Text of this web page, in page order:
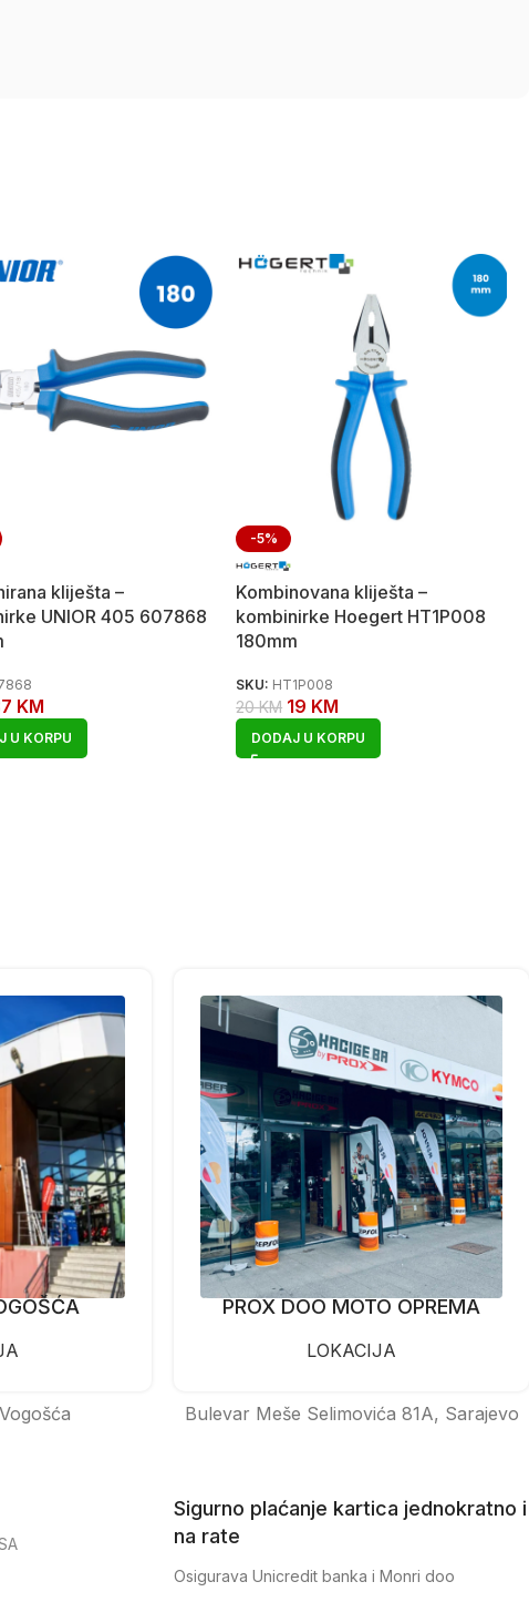
kliješta –
UNIOR 405 607868
KM
U KORPU
-5%
Kombinovana kliješta –
kombinirke Hoegert HT1P008
180mm
SKU: HT1P008
20KM 19 KM
DODAJ U KORPU
PROX DOO MOTO OPREMA
LOKACIJA
Bulevar Meše Selimovića 81A, Sarajevo
Sigurno plaćanje kartica jednokratno i
na rate
Osigurava Unicredit banka i Monri doo